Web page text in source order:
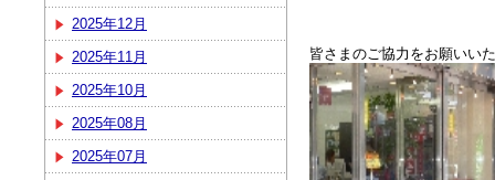
2025年12月
2025年11月
2025年10月
2025年08月
2025年07月
皆さまのご協力をお願いい